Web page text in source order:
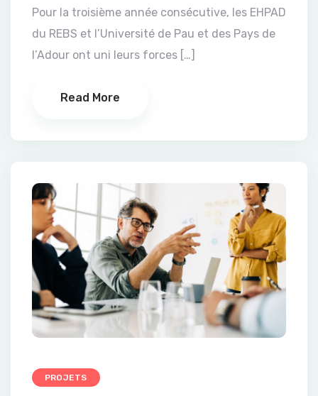
Pour la troisième année consécutive, les EHPAD
du REBS et l’Université de Pau et des Pays de
l’Adour ont uni leurs forces […]
Read More
PROJETS